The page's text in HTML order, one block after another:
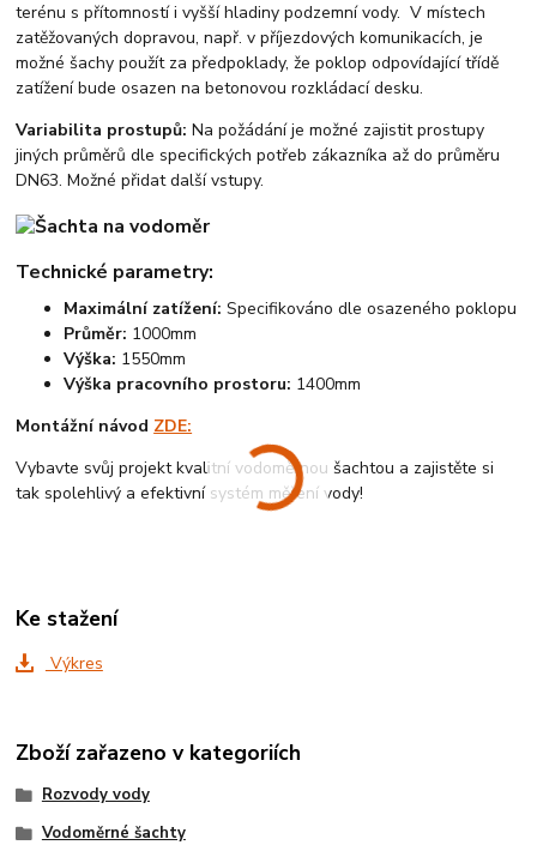
terénu s přítomností i vyšší hladiny podzemní vody. V místech
zatěžovaných dopravou, např. v příjezdových komunikacích, je
možné šachy použít za předpoklady, že poklop odpovídající třídě
zatížení bude osazen na betonovou rozkládací desku.
Variabilita prostupů: Na požádání je možné zajistit prostupy
jiných průměrů dle specifických potřeb zákazníka až do průměru
DN63. Možné přidat další vstupy.
Technické parametry:
Maximální zatížení: Specifikováno dle osazeného poklopu
Průměr: 1000mm
Výška: 1550mm
Výška pracovního prostoru: 1400mm
Montážní návod ZDE:
Vybavte svůj projekt kvalitní vodoměrnou šachtou a zajistěte si
tak spolehlivý a efektivní systém měření vody!
Ke stažení
Výkres
Zboží zařazeno v kategoriích
Rozvody vody
Vodoměrné šachty